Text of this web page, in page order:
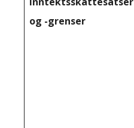
og -grenser